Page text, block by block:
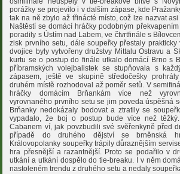
porážky se projevilo i v dalším zápase, kde
tak na ně zbylo až třinácté místo, což lze nazvat
Naštěstí se domácí hráčky podobným
poradily s Ústím nad Labem, ve čtvrtfinále s
zisk prvního setu, dále soupeřky přestaly prakticky
dvojice byly vytvořeny družstvy Mittalu Ostravu a
kurtu se o postup do finále utkalo domácí Brno s
příbramských volejbalistek se stupňovala s
zápasem, ještě ve skupině středočešky
druhém místě rozhodoval až poměr setů. V
hráčky domácím Brňankám více než
vyrovnaného prvního setu se jim poveda úspěšná
Brňanky nedokázaly bodovat a ztratily se
vypadalo, že boj o postup bude více než
Cabanem ví, jak povzbudili své svěřenkyně před
případě do druhého dějství se brněnská
Královopolanky soupeřky trápily důraznějším
hra přesnější a razantnější. Proto se podařilo v
utkání a utkání dospělo do tie-breaku. I v něm
nastoleném trendu z druhého setu a nedaly